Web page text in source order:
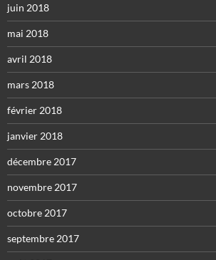
juin 2018
mai 2018
avril 2018
mars 2018
février 2018
janvier 2018
décembre 2017
novembre 2017
octobre 2017
septembre 2017